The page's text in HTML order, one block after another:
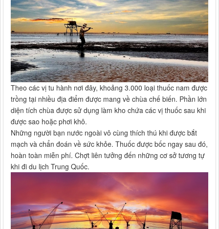
Theo các vị tu hành nơi đây, khoảng 3.000 loại thuốc nam được
trồng tại nhiều địa điểm được mang về chùa chế biến. Phần lớn
diện tích chùa được sử dụng làm kho chứa các vị thuốc sau khi
được sao hoặc phơi khô.
Những người bạn nước ngoài vô cùng thích thú khi được bắt
mạch và chẩn đoán về sức khỏe. Thuốc được bốc ngay sau đó,
hoàn toàn miễn phí. Chợt liên tưởng đến những cơ sở tương tự
khi đi du lịch Trung Quốc.